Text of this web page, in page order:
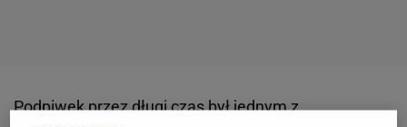
Podpiwek przez długi czas był jednym z